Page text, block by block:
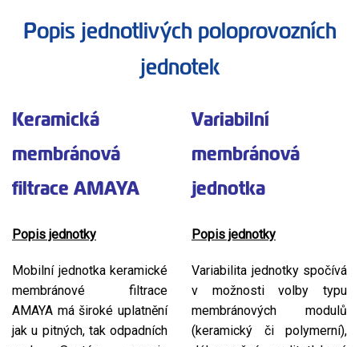
Popis jednotlivých poloprovozních
jednotek
Keramická
membránová
filtrace AMAYA
Popis jednotky
Mobilní jednotka keramické
membránové filtrace
AMAYA má široké uplatnění
jak u pitných, tak odpadních
Variabilní
membránová
jednotka
Popis jednotky
Variabilita jednotky spočívá
v možnosti volby typu
membránových modulů
(keramický či polymerní),